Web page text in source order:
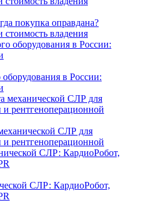
покупка оправдана?
владения
в России:
СЛР для
и рентгеноперационной
СЛР: КардиоРобот,